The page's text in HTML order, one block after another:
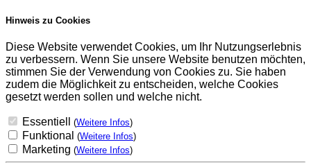
Hinweis zu Cookies
Diese Website verwendet Cookies, um Ihr Nutzungserlebnis
zu verbessern. Wenn Sie unsere Website benutzen möchten,
stimmen Sie der Verwendung von Cookies zu. Sie haben
zudem die Möglichkeit zu entscheiden, welche Cookies
gesetzt werden sollen und welche nicht.
Essentiell (Weitere Infos)
Funktional (Weitere Infos)
Marketing (Weitere Infos)